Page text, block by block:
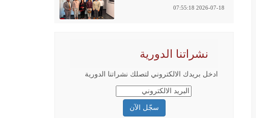
2026-07-18 07:55:18
نشراتنا الدورية
ادخل بريدك الالكتروني لتصلك نشراتنا الدورية